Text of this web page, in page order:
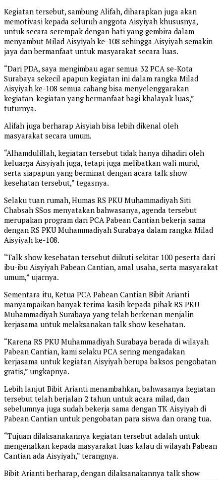
Kegiatan tersebut, sambung Alifah, diharapkan juga akan
memotivasi kepada seluruh anggota Aisyiyah khususnya,
untuk secara serempak dengan hati yang gembira dalam
menyambut Milad Aisyiyah ke-108 sehingga Aisyiyah semakin
jaya dan bermanfaat untuk masyarakat secara luas.
“Dari PDA, saya mengimbau agar semua 32 PCA se-Kota
Surabaya sekecil apapun kegiatan ini dalam rangka Milad
Aisyiyah ke-108 semua cabang bisa menyelenggarakan
kegiatan-kegiatan yang bermanfaat bagi khalayak luas,”
tuturnya.
Alifah juga berharap Aisyiah bisa lebih dikenal oleh
masyarakat secara umum.
“Alhamdulillah, kegiatan tersebut tidak hanya dihadiri oleh
keluarga Aisyiyah juga, tetapi juga melibatkan wali murid,
serta siapapun yang berminat dengan acara talk show
kesehatan tersebut,” tegasnya.
Selaku tuan rumah, Humas RS PKU Muhammadiyah Siti
Chabsah SSos menyatakan bahwasanya, agenda tersebut
merupakan program dari PCA Pabean Cantian bekerja sama
dengan RS PKU Muhammadiyah Surabaya dalam rangka Milad
Aisyiyah ke-108.
“Talk show kesehatan tersebut diikuti sekitar 100 peserta dari
ibu-ibu Aisyiyah Pabean Cantian, amal usaha, serta masyarakat
umum,” ujarnya.
Sementara itu, Ketua PCA Pabean Cantian Bibit Arianti
manyampaikan banyak terima kasih kepada pihak RS PKU
Muhammadiyah Surabaya yang telah berkenan menjalin
kerjasama untuk melaksanakan talk show kesehatan.
“Karena RS PKU Muhammadiyah Surabaya berada di wilayah
Pabean Cantian, kami selaku PCA sering mengadakan
kerjasama untuk kegiatan Aisyiyah berupa baksos pengobatan
gratis,” ungkapnya.
Lebih lanjut Bibit Arianti menambahkan, bahwasanya kegiatan
tersebut telah berjalan 2 tahun untuk acara milad, dan
sebelumnya juga sudah bekerja sama dengan TK Aisyiyah di
Pabean Cantian untuk pengobatan para siswa dan orang tua.
“Tujuan dilaksanakannya kegiatan tersebut adalah untuk
mengenalkan kepada masyarakat luas kalau di wilayah Pabean
Cantian ada Aisyiyah,” terangnya.
Bibit Arianti berharap, dengan dilaksanakannya talk show